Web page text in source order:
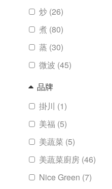
炒 (26)
煮 (80)
蒸 (30)
微波 (45)
品牌
掛川 (1)
美福 (5)
美蔬菜 (5)
美蔬菜廚房 (46)
Nice Green (7)